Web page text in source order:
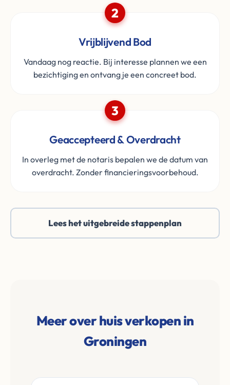
2
Vrijblijvend Bod
Vandaag nog reactie. Bij interesse plannen we een
bezichtiging en ontvang je een concreet bod.
3
Geaccepteerd & Overdracht
In overleg met de notaris bepalen we de datum van
overdracht. Zonder financieringsvoorbehoud.
Lees het uitgebreide stappenplan
Meer over huis verkopen in
Groningen